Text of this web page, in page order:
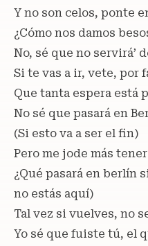
Y no son celos, ponte
¿Cómo nos damos
No, sé que no servirá’
Si te vas a ir, vete, por
Que tanta espera está
No sé que pasará en
(Si esto va a ser el fin)
Pero me jode más
¿Qué pasará en berlín
no estás aquí)
Tal vez si vuelves, no
Yo sé que fuiste tú, el